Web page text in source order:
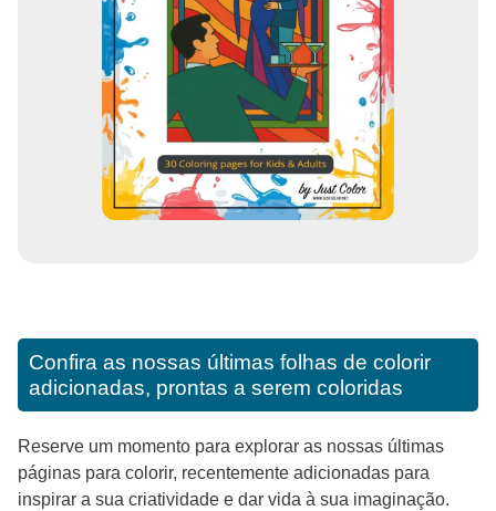
Confira as nossas últimas folhas de colorir
adicionadas, prontas a serem coloridas
Reserve um momento para explorar as nossas últimas
páginas para colorir, recentemente adicionadas para
inspirar a sua criatividade e dar vida à sua imaginação.